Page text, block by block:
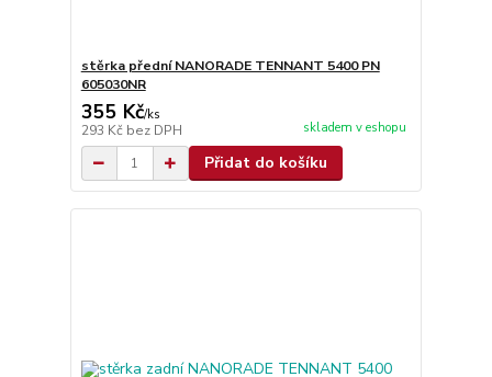
stěrka přední NANORADE TENNANT 5400 PN
605030NR
355 Kč/ks
293 Kč bez DPH skladem v eshopu
Přidat do košíku